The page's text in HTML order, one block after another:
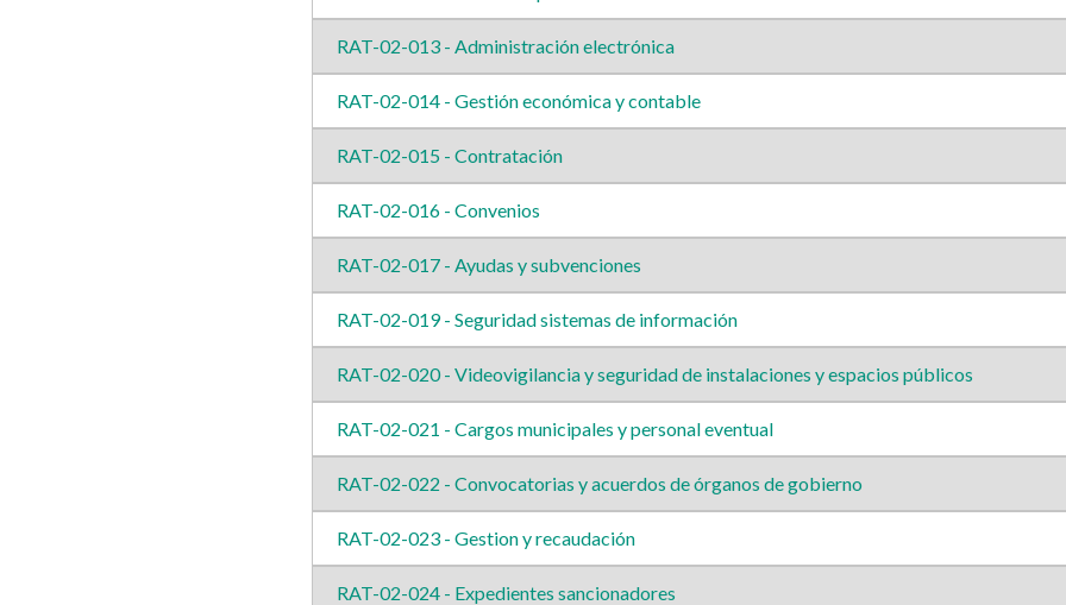
RAT-02-013 - Administración electrónica
RAT-02-014 - Gestión económica y contable
RAT-02-015 - Contratación
RAT-02-016 - Convenios
RAT-02-017 - Ayudas y subvenciones
RAT-02-019 - Seguridad sistemas de información
RAT-02-020 - Videovigilancia y seguridad de instalaciones y espacios públicos
RAT-02-021 - Cargos municipales y personal eventual
RAT-02-022 - Convocatorias y acuerdos de órganos de gobierno
RAT-02-023 - Gestion y recaudación
RAT-02-024 - Expedientes sancionadores